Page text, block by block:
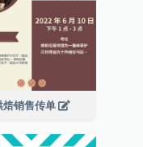
焙销售传单